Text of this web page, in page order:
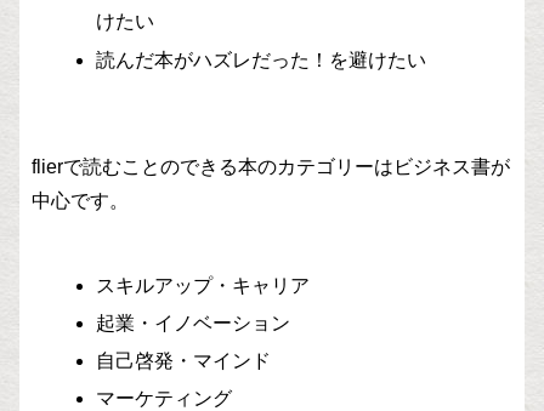
けたい
読んだ本がハズレだった！を避けたい
flierで読むことのできる本のカテゴリーはビジネス書が
中心です。
スキルアップ・キャリア
起業・イノベーション
自己啓発・マインド
マーケティング